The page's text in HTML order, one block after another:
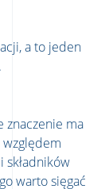
a to jeden
znaczenie ma
składników
warto sięgać